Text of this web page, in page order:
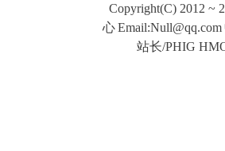
Copyright(C) 2012 ~
心Email:Null@qq.com
站长/PHIG